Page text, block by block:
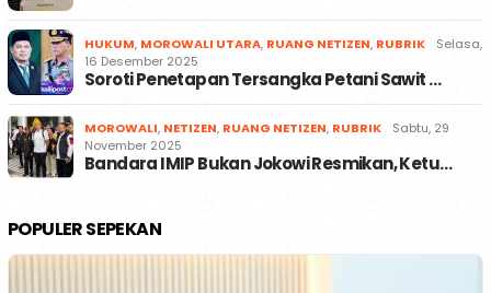
HUKUM, MOROWALI UTARA, RUANG NETIZEN, RUBRIK
Selasa,
16 Desember 2025
Soroti Penetapan Tersangka Petani Sawit …
MOROWALI, NETIZEN, RUANG NETIZEN, RUBRIK
Sabtu, 29
November 2025
Bandara IMIP Bukan Jokowi Resmikan, Ketu…
POPULER SEPEKAN